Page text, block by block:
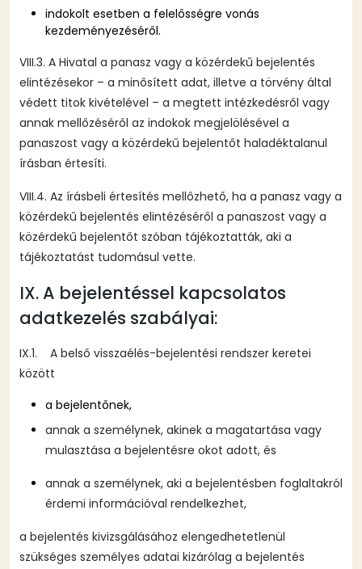
indokolt esetben a felelősségre vonás
kezdeményezéséről.
VIII.3. A Hivatal a panasz vagy a közérdekű bejelentés
elintézésekor – a minősített adat, illetve a törvény által
védett titok kivételével – a megtett intézkedésről vagy
annak mellőzéséről az indokok megjelölésével a
panaszost vagy a közérdekű bejelentőt haladéktalanul
írásban értesíti.
VIII.4. Az írásbeli értesítés mellőzhető, ha a panasz vagy a
közérdekű bejelentés elintézéséről a panaszost vagy a
közérdekű bejelentőt szóban tájékoztatták, aki a
tájékoztatást tudomásul vette.
IX. A bejelentéssel kapcsolatos
adatkezelés szabályai:
IX.1. A belső visszaélés-bejelentési rendszer keretei
között
a bejelentőnek,
annak a személynek, akinek a magatartása vagy
mulasztása a bejelentésre okot adott, és
annak a személynek, aki a bejelentésben foglaltakról
érdemi információval rendelkezhet,
a bejelentés kivizsgálásához elengedhetetlenül
szükséges személyes adatai kizárólag a bejelentés